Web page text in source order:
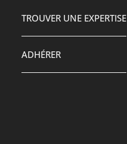
TROUVER UNE EXPERTISE
ADHÉRER